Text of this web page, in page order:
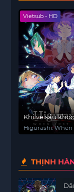
Vietsub - HD
Khi ve sầu
(Phần 1)
Higurashi: When
THỊNH